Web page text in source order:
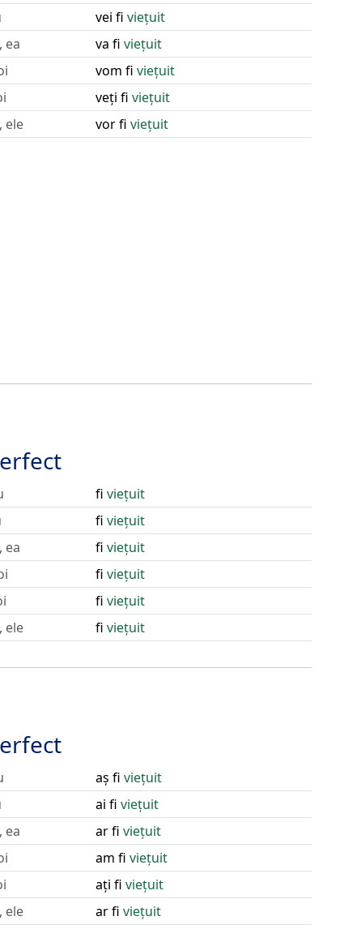
vei fi viețuit
ea
va fi viețuit
vom fi viețuit
veți fi viețuit
ele
vor fi viețuit
fi viețuit
fi viețuit
ea
fi viețuit
fi viețuit
fi viețuit
ele
fi viețuit
aș fi viețuit
ai fi viețuit
ea
ar fi viețuit
am fi viețuit
ați fi viețuit
ele
ar fi viețuit